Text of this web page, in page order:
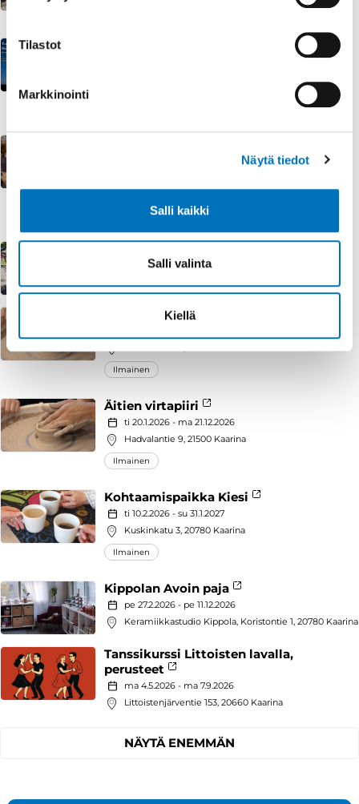
Tilastot
Markkinointi
Näytä tiedot
Salli kaikki
Salli valinta
Kiellä
Avaruuspuisto Väisälän planetaario, Väisäläntie 20,
Mummun ja vaarin tupa Kaarinassa
Hovirinnantie 17, 20780 Kaarina
ma 10.8.2026 - ma 14.12.2026
Isien virtapiiri
Ilmainen
Äitien virtapiiri
ti 20.1.2026 - ma 21.12.2026
Hadvalantie 9, 21500 Kaarina
Ilmainen
Kohtaamispaikka Kiesi
ti 10.2.2026 - su 31.1.2027
Kuskinkatu 3, 20780 Kaarina
Ilmainen
Kippolan Avoin paja
pe 27.2.2026 - pe 11.12.2026
Keramiikkastudio Kippola, Koristontie 1, 20780 Kaarina
Tanssikurssi Littoisten lavalla,
perusteet
ma 4.5.2026 - ma 7.9.2026
Littoistenjärventie 153, 20660 Kaarina
NÄYTÄ ENEMMÄN